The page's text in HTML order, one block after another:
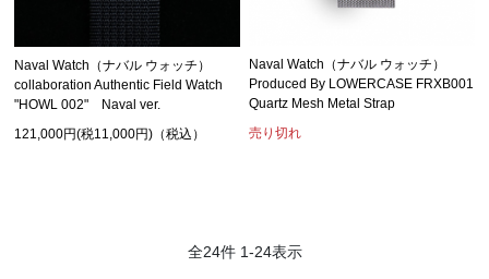
Naval Watch（ナバル ウォッチ）
collaboration Authentic Field Watch
"HOWL 002" Naval ver.
121,000円(税11,000円)（税込）
Naval Watch（ナバル ウォッチ）
Produced By LOWERCASE FRXB001
Quartz Mesh Metal Strap
売り切れ
全24件 1-24表示